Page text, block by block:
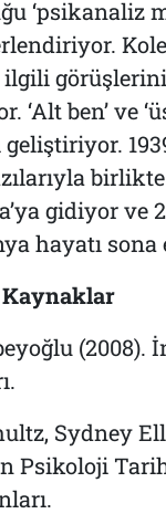
‘psikanaliz
‘Alt ben’ ve
gidiyor ve
hayatı sona
Kaynaklar
(2008).
Sydney
Psikoloji